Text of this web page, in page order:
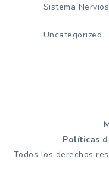
Sistema
Uncategorized
Políticas
Todos los derechos